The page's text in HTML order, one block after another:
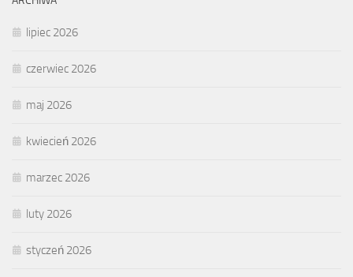
lipiec 2026
czerwiec 2026
maj 2026
kwiecień 2026
marzec 2026
luty 2026
styczeń 2026